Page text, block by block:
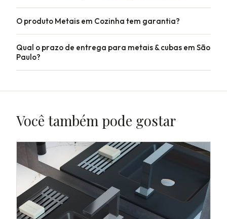
O produto Metais em Cozinha tem garantia?
Qual o prazo de entrega para metais & cubas em São
Paulo?
Você também pode gostar